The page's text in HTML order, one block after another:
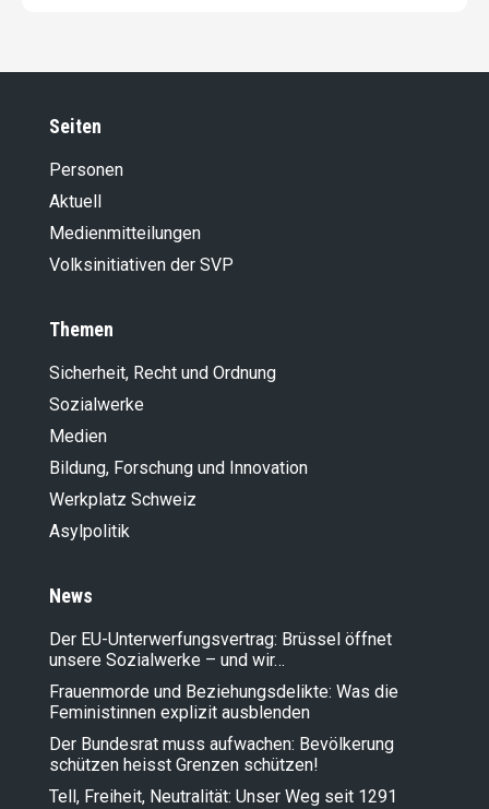
Seiten
Personen
Aktuell
Medienmitteilungen
Volksinitiativen der SVP
Themen
Sicherheit, Recht und Ordnung
Sozialwerke
Medien
Bildung, Forschung und Innovation
Werkplatz Schweiz
Asylpolitik
News
Der EU-Unterwerfungsvertrag: Brüssel öffnet
unsere Sozialwerke – und wir…
Frauenmorde und Beziehungsdelikte: Was die
Feministinnen explizit ausblenden
Der Bundesrat muss aufwachen: Bevölkerung
schützen heisst Grenzen schützen!
Tell, Freiheit, Neutralität: Unser Weg seit 1291